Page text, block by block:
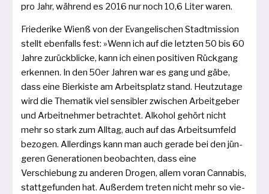
pro Jahr, wäh­rend es 2016 nur noch 10,6 Liter waren.
Friederike Wienß von der Evangelischen Stadtmission
stellt eben­falls fest: »Wenn ich auf die letz­ten 50 bis 60
Jahre zurück­bli­cke, kann ich einen posi­ti­ven Rückgang
erken­nen. In den 50er Jahren war es gang und gäbe,
dass eine Bierkiste am Arbeitsplatz stand. Heutzutage
wird die Thematik viel sen­si­bler zwi­schen Arbeitgeber
und Arbeitnehmer betrach­tet. Alkohol gehört nicht
mehr so stark zum Alltag, auch auf das Arbeitsumfeld
bezo­gen. Allerdings kann man auch gera­de bei den jün­
ge­ren Generationen beob­ach­ten, dass eine
Verschiebung zu ande­ren Drogen, allem vor­an Cannabis,
statt­ge­fun­den hat. Außerdem tre­ten nicht mehr so vie­